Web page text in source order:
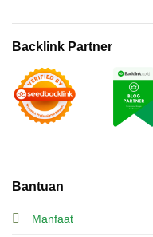
Bantuan
Manfaat
Backlink Partner